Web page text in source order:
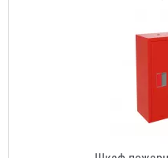
Шкаф
1 541